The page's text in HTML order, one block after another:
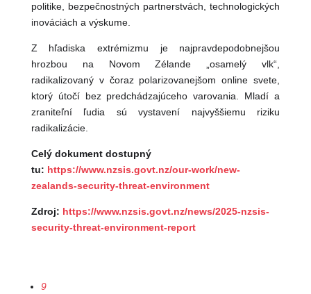
politike, bezpečnostných partnerstvách, technologických
inováciách a výskume.
Z hľadiska extrémizmu je najpravdepodobnejšou
hrozbou na Novom Zélande „osamelý vlk“,
radikalizovaný v čoraz polarizovanejšom online svete,
ktorý útočí bez predchádzajúceho varovania. Mladí a
zraniteľní ľudia sú vystavení najvyššiemu riziku
radikalizácie.
Celý dokument dostupný
tu: https://www.nzsis.govt.nz/our-work/new-
zealands-security-threat-environment
Zdroj: https://www.nzsis.govt.nz/news/2025-nzsis-
security-threat-environment-report
9